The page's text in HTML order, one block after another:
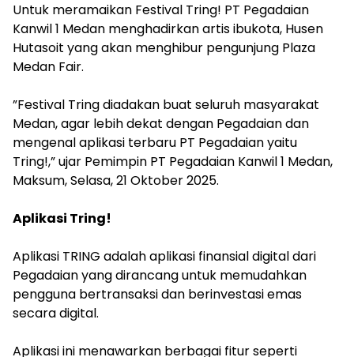
‎Untuk meramaikan Festival Tring! PT Pegadaian
Kanwil 1 Medan menghadirkan artis ibukota, Husen
Hutasoit yang akan menghibur pengunjung Plaza
Medan Fair.
‎”Festival Tring diadakan buat seluruh masyarakat
Medan, agar lebih dekat dengan Pegadaian dan
mengenal aplikasi terbaru PT Pegadaian yaitu
Tring!,” ujar Pemimpin PT Pegadaian Kanwil 1 Medan,
Maksum, Selasa, 21 Oktober 2025.
‎Aplikasi Tring!
‎Aplikasi TRING adalah aplikasi finansial digital dari
Pegadaian yang dirancang untuk memudahkan
pengguna bertransaksi dan berinvestasi emas
secara digital.
‎Aplikasi ini menawarkan berbagai fitur seperti